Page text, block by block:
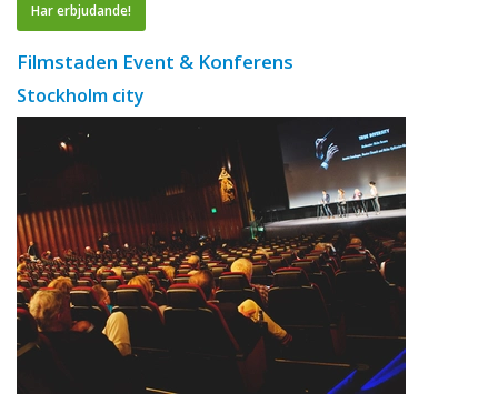
Har erbjudande!
Filmstaden Event & Konferens
Stockholm city